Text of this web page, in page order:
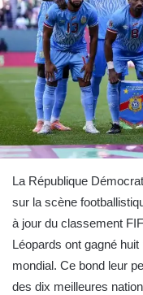
La République
sur la scène
à jour du classement
Léopards ont gagné
mondial. Ce bond leur
des dix meilleures